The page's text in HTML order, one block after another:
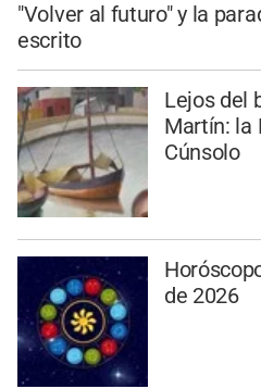
"Volver al futuro" y la
escrito
Lejos del
Martín: la
Cúnsolo
de 2026